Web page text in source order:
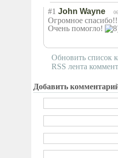
#1 John Wayne
Огромное
Очень помогло!
Обновить список
RSS лента
Добавить